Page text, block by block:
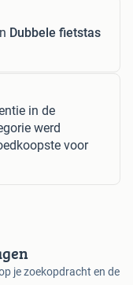
Dubbele fietstas
in de
werd
voor
je zoekopdracht en de